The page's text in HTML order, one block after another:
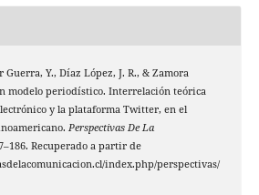
Guerra, Y., Díaz López, J. R., & Zamora
modelo periodístico. Interrelación teórica
y la plataforma Twitter, en el
Perspectivas De La
Recuperado a partir de
index.php/perspectivas/